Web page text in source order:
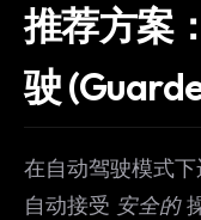
推荐方案
驶
在自动驾驶模式
自动接受 安全的